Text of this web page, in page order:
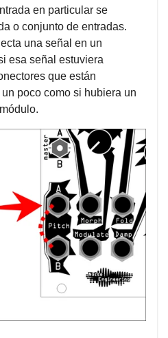
en particular se
o conjunto de entradas.
una señal en un
esa señal estuviera
que están
poco como si hubiera un